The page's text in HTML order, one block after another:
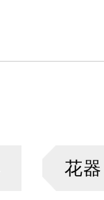
花器